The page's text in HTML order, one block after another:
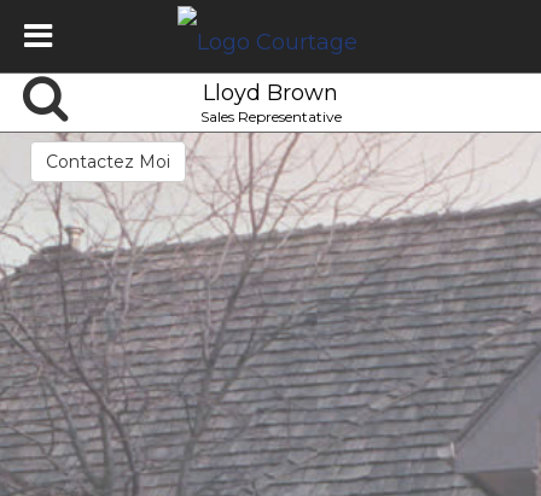
Lloyd Brown
Sales Representative
Contactez Moi